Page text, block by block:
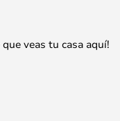
veas tu casa aquí!